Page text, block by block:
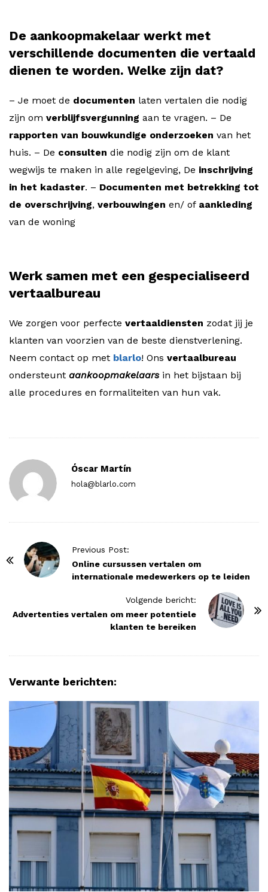
De aankoopmakelaar werkt met
verschillende documenten die vertaald
dienen te worden. Welke zijn dat?
– Je moet de documenten laten vertalen die nodig
zijn om verblijfsvergunning aan te vragen. – De
rapporten van bouwkundige onderzoeken van het
huis. – De consulten die nodig zijn om de klant
wegwijs te maken in alle regelgeving, De inschrijving
in het kadaster. – Documenten met betrekking tot
de overschrijving, verbouwingen en/ of aankleding
van de woning
Werk samen met een gespecialiseerd
vertaalbureau
We zorgen voor perfecte vertaaldiensten zodat jij je
klanten van voorzien van de beste dienstverlening.
Neem contact op met blarlo! Ons vertaalbureau
ondersteunt aankoopmakelaarsin het bijstaan bij
alle procedures en formaliteiten van hun vak.
Óscar Martín
hola@blarlo.com
Previous Post:
Online cursussen vertalen om
internationale medewerkers op te leiden
Volgende bericht:
Advertenties vertalen om meer potentiele
klanten te bereiken
Verwante berichten: